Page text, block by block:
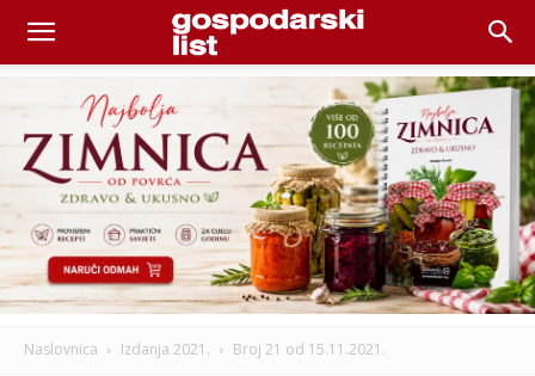
Naslovnica Izdanja 2021. Broj 21 od 15.11.2021.